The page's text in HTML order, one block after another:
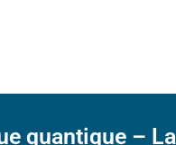
quantique – La